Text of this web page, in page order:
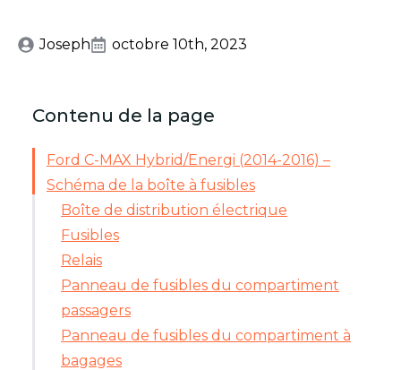
Joseph octobre 10th, 2023
Contenu de la page
Ford C-MAX Hybrid/Energi (2014-2016) –
Schéma de la boîte à fusibles
Boîte de distribution électrique
Fusibles
Relais
Panneau de fusibles du compartiment
passagers
Panneau de fusibles du compartiment à
bagages